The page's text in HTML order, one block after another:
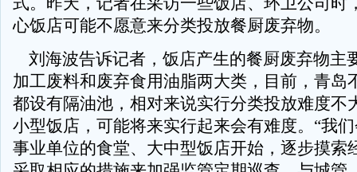
心饭店可能不愿意来分类投放餐厨废弃物。
刘海波告诉记者，饭店产生的餐厨废弃物主
加工废料和废弃食用油脂两大类，目前，青岛
都设有隔油池，相对来说实行分类投放难度不
小型饭店，可能将来实行起来会有难度。“我
事业单位的食堂、大中型饭店开始，逐步摸索